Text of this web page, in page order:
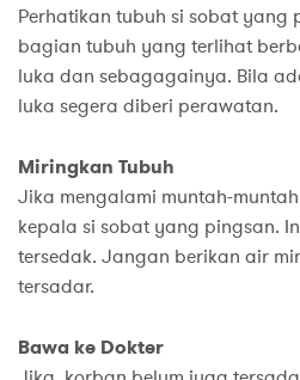
Perhatikan tubuh si sobat yang
bagian tubuh yang terlihat
luka dan sebagagainya. Bila
luka segera diberi perawatan.
Miringkan Tubuh
Jika mengalami muntah-
kepala si sobat yang pingsan.
tersedak. Jangan berikan air
tersadar.
Bawa ke Dokter